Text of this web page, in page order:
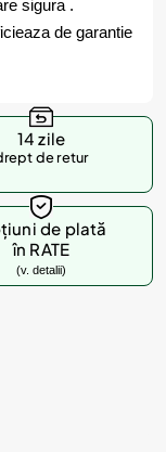
sigura .
de garantie
14 zile
de retur
de plată
în RATE
(v. detalii)